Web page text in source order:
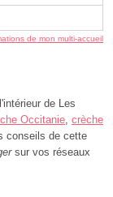
de mon multi-accueil
de Les
Occitanie crèche
conseils de cette
sur vos réseaux